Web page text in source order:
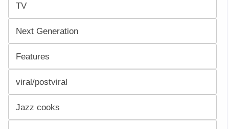
TV
Next Generation
Features
viral/postviral
Jazz cooks